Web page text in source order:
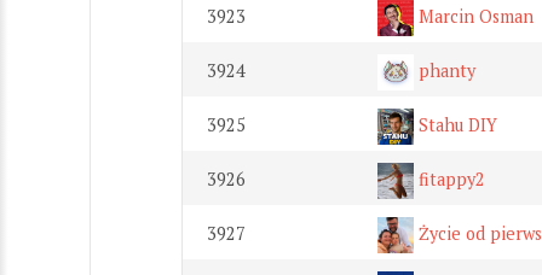
3923 Marcin Osman
3924 phanty
3925 Stahu DIY
3926 fitappy2
3927 Życie od